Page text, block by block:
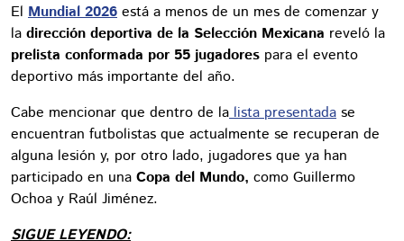
El Mundial 2026 está a menos de un mes de comenzar y
la dirección deportiva de la Selección Mexicana reveló la
prelista conformada por 55 jugadores para el evento
deportivo más importante del año.
Cabe mencionar que dentro de la lista presentada se
encuentran futbolistas que actualmente se recuperan de
alguna lesión y, por otro lado, jugadores que ya han
participado en una Copa del Mundo, como Guillermo
Ochoa y Raúl Jiménez.
SIGUE LEYENDO: